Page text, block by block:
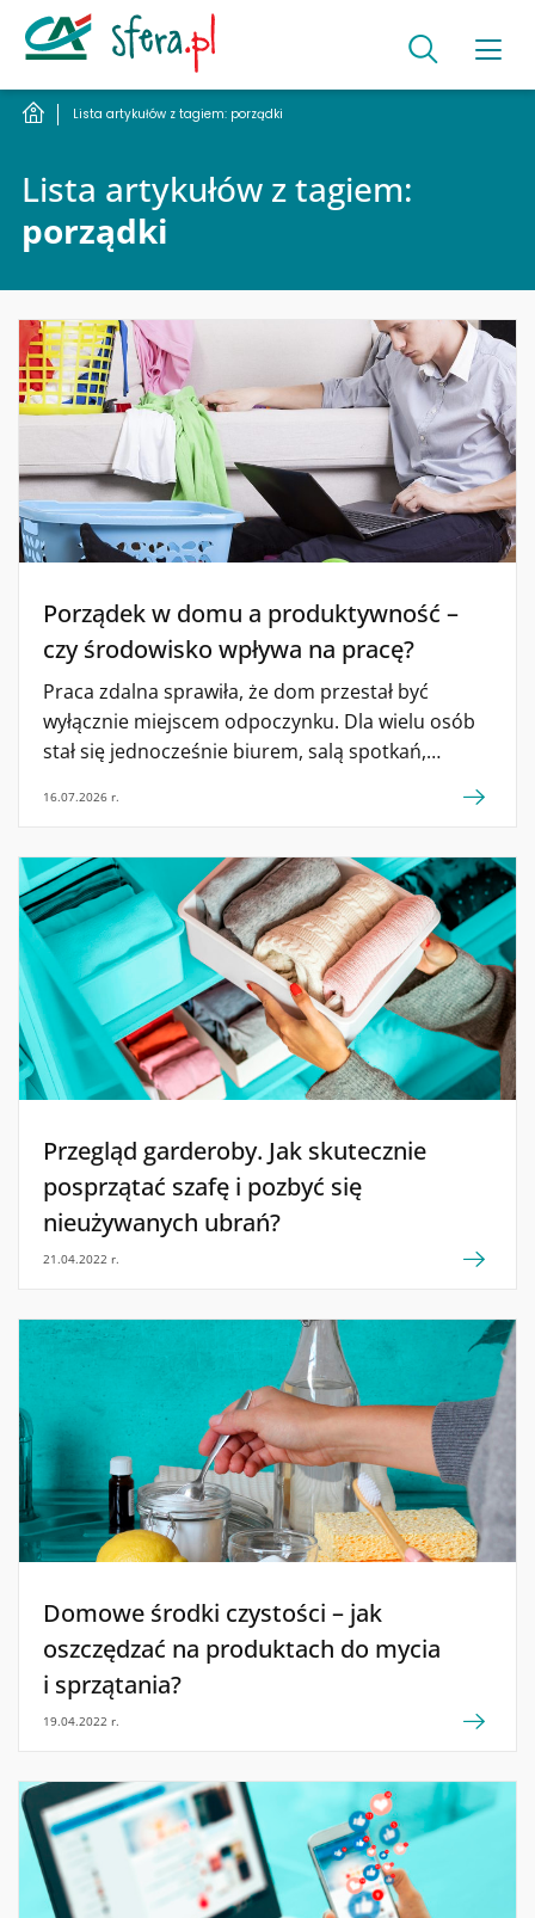
Lista artykułów z tagiem: porządki
Lista artykułów z tagiem:
porządki
Porządek w domu a produktywność –
czy środowisko wpływa na pracę?
Praca zdalna sprawiła, że dom przestał być
wyłącznie miejscem odpoczynku. Dla wielu osób
stał się jednocześnie biurem, salą spotkań,
na zadaniach zawodowych, a jednocześnie
widzimy pranie, naczynia, dokumenty, zakupy
i rzeczy, które „jeszcze trzeba ogarnąć”. W takich
warunkach łatwo zauważyć, że przestrzeń nie jest
neutralna. Może pomagać w koncentracji […]
16.07.2026 r.
Przegląd garderoby. Jak skutecznie
posprzątać szafę i pozbyć się
nieużywanych ubrań?
21.04.2022 r.
Domowe środki czystości – jak
oszczędzać na produktach do mycia
i sprzątania?
19.04.2022 r.